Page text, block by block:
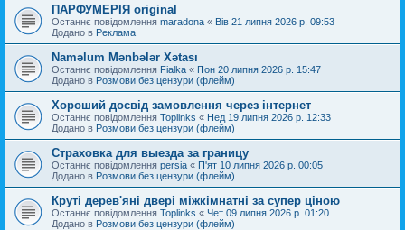
ПАРФУМЕРІЯ original
Останнє повідомлення maradona « Вів 21 липня 2026 р. 09:53
Додано в Реклама
Naməlum Mənbələr Xətası
Останнє повідомлення Fialka « Пон 20 липня 2026 р. 15:47
Додано в Розмови без цензури (флейм)
Хороший досвід замовлення через інтернет
Останнє повідомлення Toplinks « Нед 19 липня 2026 р. 12:33
Додано в Розмови без цензури (флейм)
Страховка для выезда за границу
Останнє повідомлення persia « П'ят 10 липня 2026 р. 00:05
Додано в Розмови без цензури (флейм)
Круті дерев'яні двері міжкімнатні за супер ціною
Останнє повідомлення Toplinks « Чет 09 липня 2026 р. 01:20
Додано в Розмови без цензури (флейм)